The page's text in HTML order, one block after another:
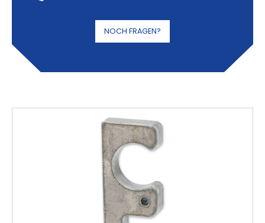
NOCH FRAGEN?